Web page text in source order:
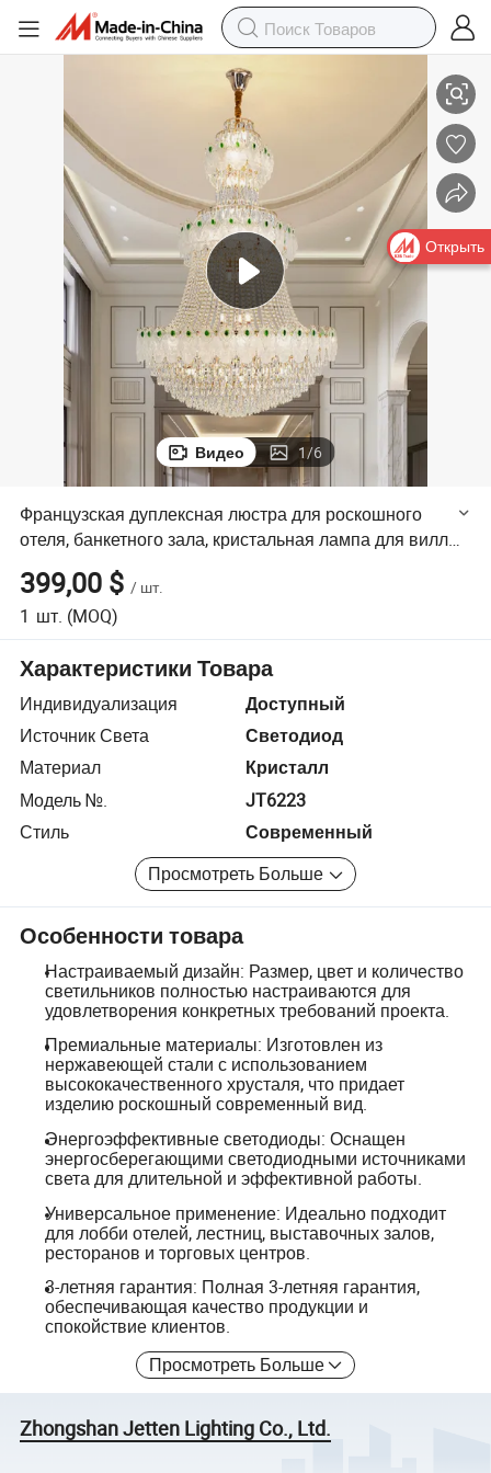
кристальная лампа для виллы, гостиная, лестница, длинная
Французская дуплексная люстра для роскошного отеля,
Видео 1/6
Французская дуплексная люстра для роскошного
отеля, банкетного зала, кристальная лампа для виллы,
гостиная, лестница, длинная подвесная лампа
399,00 $ / шт.
1 шт. (MOQ)
Характеристики Товара
Индивидуализация
Доступный
Источник Света
Светодиод
Материал
Кристалл
Модель №.
JT6223
Стиль
Современный
Просмотреть Больше
Особенности товара
Настраиваемый дизайн: Размер, цвет и количество
светильников полностью настраиваются для
удовлетворения конкретных требований проекта.
Премиальные материалы: Изготовлен из
нержавеющей стали с использованием
высококачественного хрусталя, что придает
изделию роскошный современный вид.
Энергоэффективные светодиоды: Оснащен
энергосберегающими светодиодными источниками
света для длительной и эффективной работы.
Универсальное применение: Идеально подходит
для лобби отелей, лестниц, выставочных залов,
ресторанов и торговых центров.
3-летняя гарантия: Полная 3-летняя гарантия,
обеспечивающая качество продукции и
спокойствие клиентов.
Просмотреть Больше
Zhongshan Jetten Lighting Co., Ltd.
Открыть